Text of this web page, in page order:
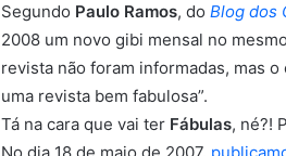
Segundo Paulo Ramos, do Blog dos
2008 um novo gibi mensal no
revista não foram informadas, mas
uma revista bem fabulosa”.
Tá na cara que vai ter Fábulas, né?!